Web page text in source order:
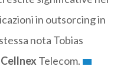
in outsorcing in
nota Tobias
CellnexTelecom.